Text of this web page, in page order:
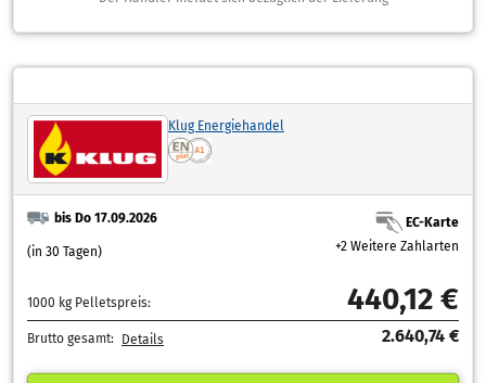
Klug Energiehandel
bis Do 17.09.2026
(in 30 Tagen)
EC-Karte
+2 Weitere Zahlarten
1000 kg Pelletspreis: 440,12 €
Brutto gesamt: Details 2.640,74 €